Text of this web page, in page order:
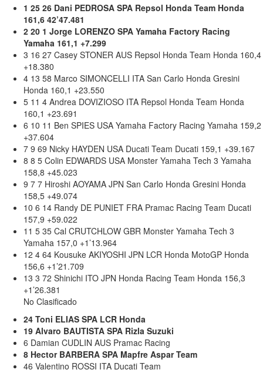
1 25 26 Dani PEDROSA SPA Repsol Honda Team Honda
161,6 42’47.481
2 20 1 Jorge LORENZO SPA Yamaha Factory Racing
Yamaha 161,1 +7.299
3 16 27 Casey STONER AUS Repsol Honda Team Honda 160,4
+18.380
4 13 58 Marco SIMONCELLI ITA San Carlo Honda Gresini
Honda 160,1 +23.550
5 11 4 Andrea DOVIZIOSO ITA Repsol Honda Team Honda
160,1 +23.691
6 10 11 Ben SPIES USA Yamaha Factory Racing Yamaha 159,2
+37.604
7 9 69 Nicky HAYDEN USA Ducati Team Ducati 159,1 +39.167
8 8 5 Colin EDWARDS USA Monster Yamaha Tech 3 Yamaha
158,8 +45.023
9 7 7 Hiroshi AOYAMA JPN San Carlo Honda Gresini Honda
158,5 +49.074
10 6 14 Randy DE PUNIET FRA Pramac Racing Team Ducati
157,9 +59.022
11 5 35 Cal CRUTCHLOW GBR Monster Yamaha Tech 3
Yamaha 157,0 +1’13.964
12 4 64 Kousuke AKIYOSHI JPN LCR Honda MotoGP Honda
156,6 +1’21.709
13 3 72 Shinichi ITO JPN Honda Racing Team Honda 156,3
+1’26.381
No Clasificado
24 Toni ELIAS SPA LCR Honda
19 Alvaro BAUTISTA SPA Rizla Suzuki
6 Damian CUDLIN AUS Pramac Racing
8 Hector BARBERA SPA Mapfre Aspar Team
46 Valentino ROSSI ITA Ducati Team